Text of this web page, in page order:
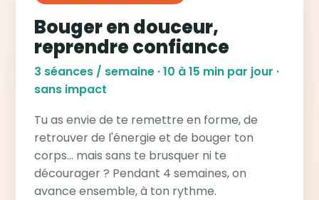
Bouger en douceur,
reprendre confiance
3 séances / semaine · 10 à 15 min par jour ·
sans impact
Tu as envie de te remettre en forme, de
retrouver de l'énergie et de bouger ton
corps… mais sans te brusquer ni te
décourager ? Pendant 4 semaines, on
avance ensemble, à ton rythme.